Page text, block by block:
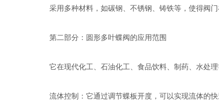
采用多种材料，如碳钢、不锈钢、铸铁等，使得阀门
第二部分：圆形多叶蝶阀的应用范围
它在现代化工、石油化工、食品饮料、制药、水处理
流体控制：它通过调节蝶板开度，可以实现流体的快